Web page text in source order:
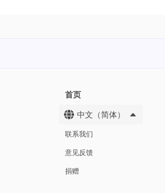
首页
中文（简体）
联系我们
意见反馈
捐赠